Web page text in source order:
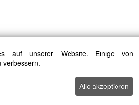
auf unserer Website. Einige
verbessern.
Alle akzeptieren